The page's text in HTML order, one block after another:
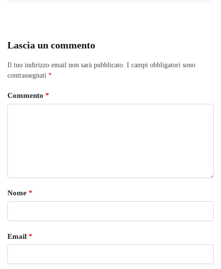
Lascia un commento
Il tuo indirizzo email non sarà pubblicato. I campi obbligatori sono
contrassegnati *
Commento *
Nome *
Email *